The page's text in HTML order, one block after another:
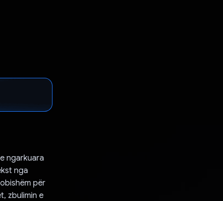
ngarkuara
nga
për
zbulimin e